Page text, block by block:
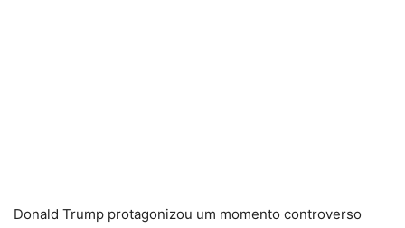
Donald Trump protagonizou um momento controverso